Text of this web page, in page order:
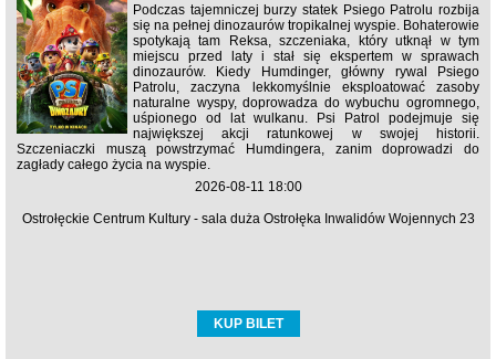
Podczas tajemniczej burzy statek Psiego Patrolu rozbija
się na pełnej dinozaurów tropikalnej wyspie. Bohaterowie
spotykają tam Reksa, szczeniaka, który utknął w tym
miejscu przed laty i stał się ekspertem w sprawach
dinozaurów. Kiedy Humdinger, główny rywal Psiego
Patrolu, zaczyna lekkomyślnie eksploatować zasoby
naturalne wyspy, doprowadza do wybuchu ogromnego,
uśpionego od lat wulkanu. Psi Patrol podejmuje się
największej akcji ratunkowej w swojej historii.
Szczeniaczki muszą powstrzymać Humdingera, zanim doprowadzi do
zagłady całego życia na wyspie.
2026-08-11 18:00
Ostrołęckie Centrum Kultury - sala duża Ostrołęka Inwalidów Wojennych 23
KUP BILET